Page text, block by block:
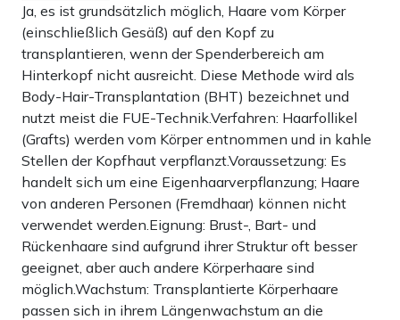
Ja, es ist grundsätzlich möglich, Haare vom Körper
(einschließlich Gesäß) auf den Kopf zu
transplantieren, wenn der Spenderbereich am
Hinterkopf nicht ausreicht. Diese Methode wird als
Body-Hair-Transplantation (BHT) bezeichnet und
nutzt meist die FUE-Technik.Verfahren: Haarfollikel
(Grafts) werden vom Körper entnommen und in kahle
Stellen der Kopfhaut verpflanzt.Voraussetzung: Es
handelt sich um eine Eigenhaarverpflanzung; Haare
von anderen Personen (Fremdhaar) können nicht
verwendet werden.Eignung: Brust-, Bart- und
Rückenhaare sind aufgrund ihrer Struktur oft besser
geeignet, aber auch andere Körperhaare sind
möglich.Wachstum: Transplantierte Körperhaare
passen sich in ihrem Längenwachstum an die